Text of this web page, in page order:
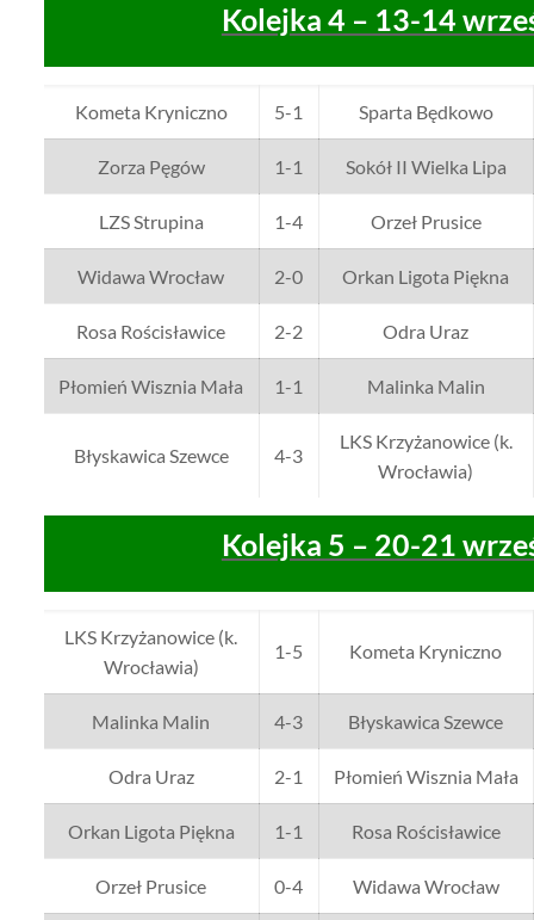
Kolejka 4 – 13-14
Kometa Kryniczno 5-1 Sparta Będkowo
Zorza Pęgów 1-1 Sokół II Wielka Lipa
LZS Strupina 1-4 Orzeł Prusice
Widawa Wrocław 2-0 Orkan Ligota Piękna
Rosa Rościsławice 2-2 Odra Uraz
Płomień Wisznia Mała 1-1 Malinka Malin
Błyskawica Szewce 4-3
LKS Krzyżanowice (k.
Wrocławia)
Kolejka 5 – 20-21
LKS Krzyżanowice (k.
Wrocławia)
1-5 Kometa Kryniczno
Malinka Malin 4-3 Błyskawica Szewce
Odra Uraz 2-1 Płomień Wisznia Mała
Orkan Ligota Piękna 1-1 Rosa Rościsławice
Orzeł Prusice 0-4 Widawa Wrocław